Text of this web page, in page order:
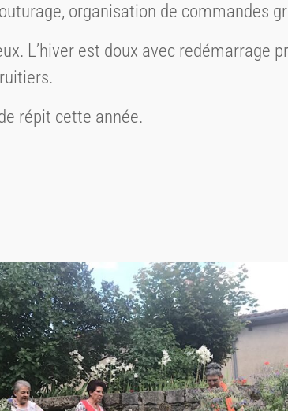
organisation de commandes
L’hiver est doux avec redémarrage
répit cette année.